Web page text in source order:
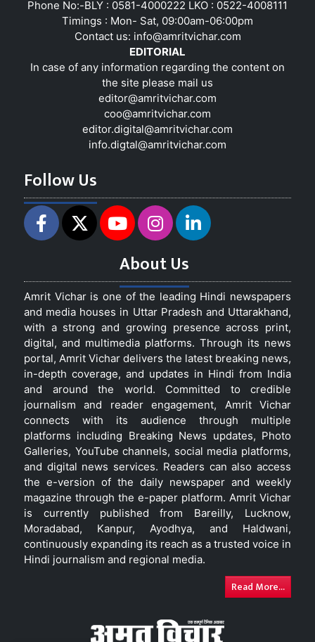
Phone No:-BLY : 0581-4000222 LKO : 0522-4008111
Timings : Mon- Sat, 09:00am-06:00pm
Contact us: info@amritvichar.com
EDITORIAL
In case of any information regarding the content on
the site please mail us
editor@amritvichar.com
coo@amritvichar.com
editor.digital@amritvichar.com
info.digtal@amritvichar.com
Follow Us
About Us
Amrit Vichar is one of the leading Hindi newspapers
and media houses in Uttar Pradesh and Uttarakhand,
with a strong and growing presence across print,
digital, and multimedia platforms. Through its news
portal, Amrit Vichar delivers the latest breaking news,
in-depth coverage, and updates in Hindi from India
and around the world. Committed to credible
journalism and reader engagement, Amrit Vichar
connects with its audience through multiple
platforms including Breaking News updates, Photo
Galleries, YouTube channels, social media platforms,
and digital news services. Readers can also access
the e-version of the daily newspaper and weekly
magazine through the e-paper platform. Amrit Vichar
is currently published from Bareilly, Lucknow,
Moradabad, Kanpur, Ayodhya, and Haldwani,
continuously expanding its reach as a trusted voice in
Hindi journalism and regional media.
Read More...